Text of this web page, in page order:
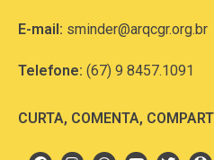
E-mail: sminder@arqcgr.org.br
Telefone: (67) 9 8457.1091
CURTA, COMENTA,